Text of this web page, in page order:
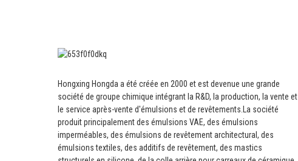
Hongxing Hongda a été créée en 2000 et est devenue une grande
société de groupe chimique intégrant la R&D, la production, la vente et
le service après-vente d'émulsions et de revêtements.
La société
produit principalement des émulsions VAE, des émulsions
imperméables, des émulsions de revêtement architectural, des
émulsions textiles, des additifs de revêtement, des mastics